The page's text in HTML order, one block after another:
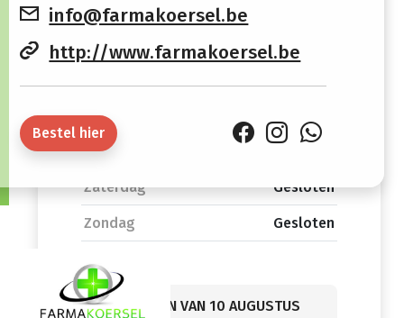
info@farmakoersel.be
http://www.farmakoersel.be
Bestel hier
12:15
Donderdag
08:30 -
12:15
13:30 -
18:30
Vrijdag
13:30 -
Zaterdag Gesloten
Zondag Gesloten
GESLOTEN VAN 10 AUGUSTUS